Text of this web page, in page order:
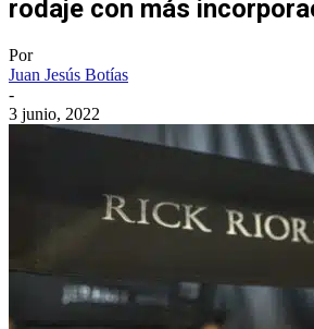
rodaje con más
Por
Juan Jesús Botías
-
3 junio, 2022